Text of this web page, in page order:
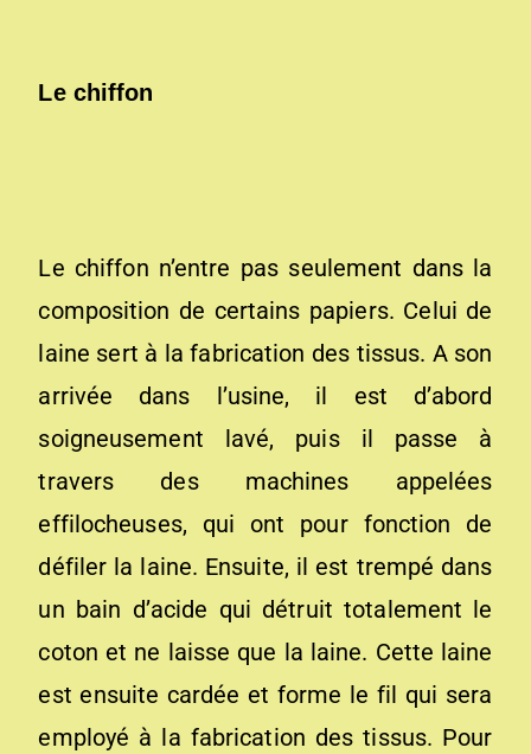
Le chiffon
Le chiffon n’entre pas seulement dans la
composition de certains papiers. Celui de
laine sert à la fabrication des tissus. A son
arrivée dans l’usine, il est d’abord
soigneusement lavé, puis il passe à
travers des machines appelées
effilocheuses, qui ont pour fonction de
défiler la laine. Ensuite, il est trempé dans
un bain d’acide qui détruit totalement le
coton et ne laisse que la laine. Cette laine
est ensuite cardée et forme le fil qui sera
employé à la fabrication des tissus. Pour